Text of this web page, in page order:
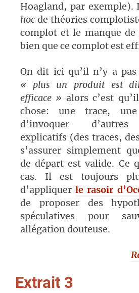
Hoagland, par exemple).
hocde théories
complot et le manque de
bien que ce complot est
On dit ici qu’il n’y a pas
« plus un produit est
efficace » alors c’est
chose: une trace,
d’invoquer d’autres
explicatifs (des traces,
s’assurer simplement
de départ est valide. Ce
cas. Il est toujours
d’appliquerle rasoir
de proposer des
spéculatives pour
allégation douteuse.
Extrait 3